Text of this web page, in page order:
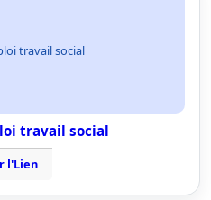
travail social
travail social
l'Lien